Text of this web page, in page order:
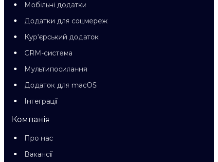
Мобільні додатки
Додатки для соцмереж
Кур'єрський додаток
CRM-система
Мультипосилання
Додаток для macOS
Інтеграції
Компанія
Про нас
Вакансії